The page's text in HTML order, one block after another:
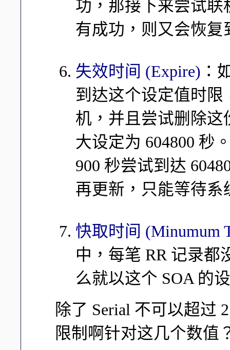
功，那接下来尝试联
有成功，则又会恢复
失效时间 (Expire) ：
到达这个设定值时限
机，并且尝试删除这
大设定为 604800 秒
900 秒尝试到达
再更新，只能等待系
快取时间 (Minumum
中，每笔 RR 记录都
么就以这个 SOA 的
除了 Serial 不可以超过
限制啊针对这几个数值